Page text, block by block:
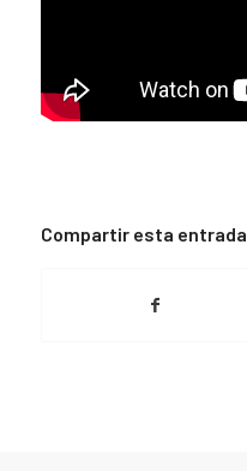
Compartir esta entrada